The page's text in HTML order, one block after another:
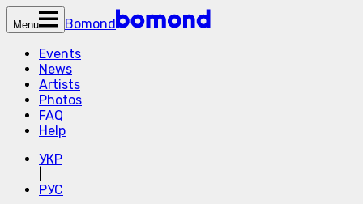
Menu
Bomond
Events
News
Artists
Photos
FAQ
Help
УКР
РУС